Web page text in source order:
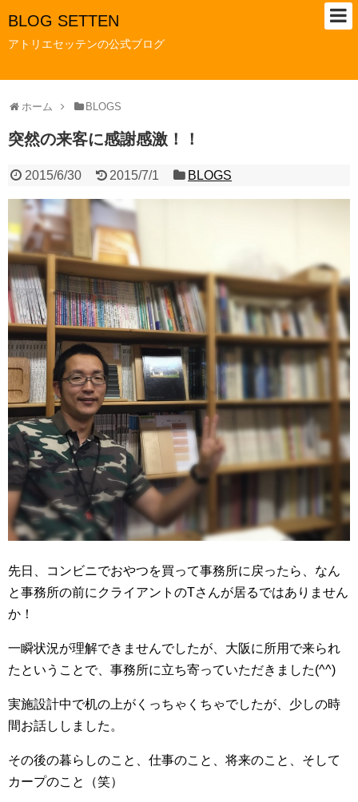
BLOG SETTEN
アトリエセッテンの公式ブログ
ホーム BLOGS
突然の来客に感謝感激！！
2015/6/30 2015/7/1 BLOGS
先日、コンビニでおやつを買って事務所に戻ったら、なん
と事務所の前にクライアントのTさんが居るではありません
か！
一瞬状況が理解できませんでしたが、大阪に所用で来られ
たということで、事務所に立ち寄っていただきました(^^)
実施設計中で机の上がくっちゃくちゃでしたが、少しの時
間お話ししました。
その後の暮らしのこと、仕事のこと、将来のこと、そして
カープのこと（笑）